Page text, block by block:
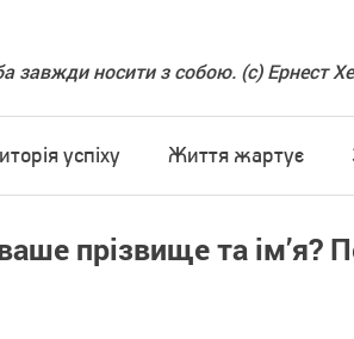
завжди носити з собою. (с) Ернест
успіху Життя жартує
прізвище та ім’я?